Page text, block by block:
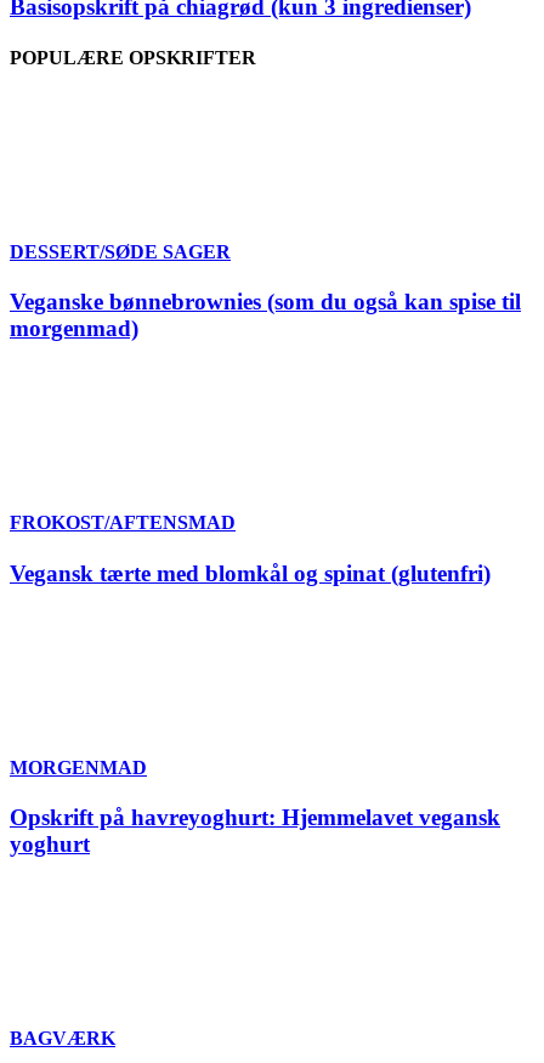
Basisopskrift på chiagrød (kun 3 ingredienser)
POPULÆRE OPSKRIFTER
DESSERT/SØDE SAGER
Veganske bønnebrownies (som du også kan spise til
morgenmad)
FROKOST/AFTENSMAD
Vegansk tærte med blomkål og spinat (glutenfri)
MORGENMAD
Opskrift på havreyoghurt: Hjemmelavet vegansk
yoghurt
BAGVÆRK